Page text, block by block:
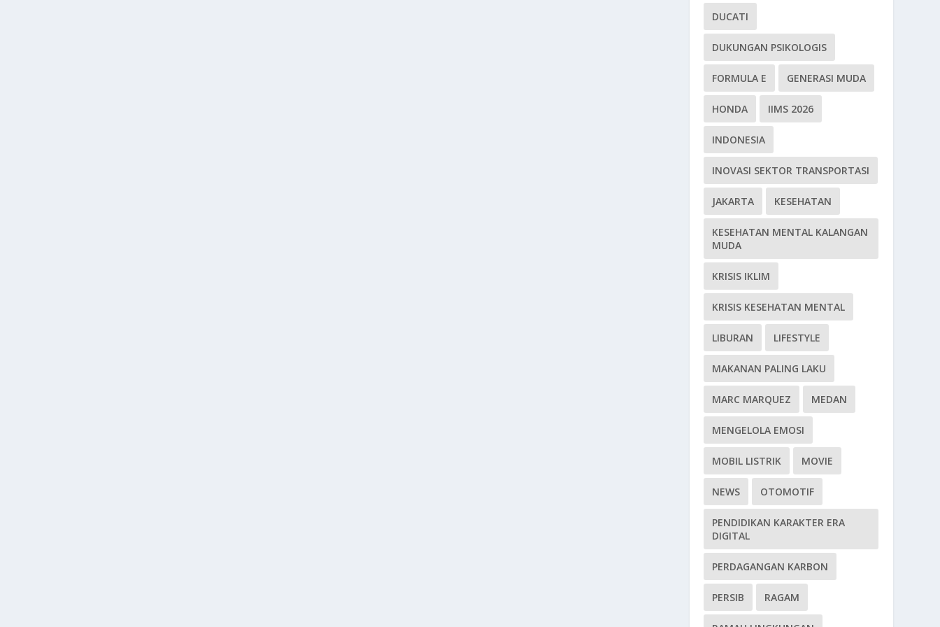
DUCATI
DUKUNGAN PSIKOLOGIS
FORMULA E GENERASI MUDA
HONDA IIMS 2026
INDONESIA
INOVASI SEKTOR TRANSPORTASI
JAKARTA KESEHATAN
KESEHATAN MENTAL KALANGAN
MUDA
KRISIS IKLIM
KRISIS KESEHATAN MENTAL
LIBURAN LIFESTYLE
MAKANAN PALING LAKU
MARC MARQUEZ MEDAN
MENGELOLA EMOSI
MOBIL LISTRIK MOVIE
NEWS OTOMOTIF
PENDIDIKAN KARAKTER ERA
DIGITAL
PERDAGANGAN KARBON
PERSIB RAGAM